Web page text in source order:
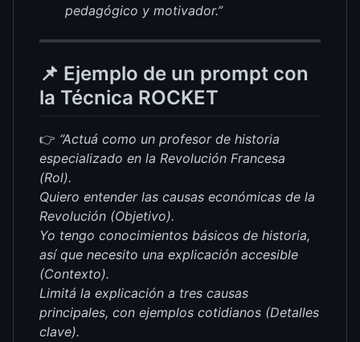
pedagógico y motivador.”
📌 Ejemplo de un prompt con
la Técnica ROCKET
👉 “Actuá como un profesor de historia
especializado en la Revolución Francesa
(Rol).
Quiero entender las causas económicas de la
Revolución (Objetivo).
Yo tengo conocimientos básicos de historia,
así que necesito una explicación accesible
(Contexto).
Limitá la explicación a tres causas
principales, con ejemplos cotidianos (Detalles
clave).